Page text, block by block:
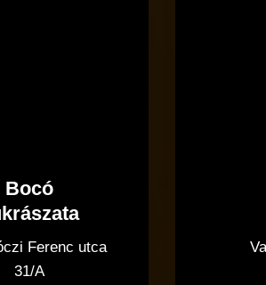
Bocó
Ferenc utca
31/A